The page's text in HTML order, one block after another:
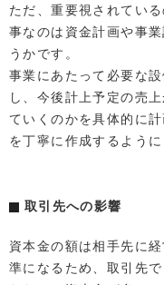
ただ、重要視されてい
事なのは資金計画や事
うかです。
事業にあたって必要な
し、今後計上予定の売
ていくのかを具体的に
を丁寧に作成するように
取引先への影響
資本金の額は相手先に
準になるため、取引先